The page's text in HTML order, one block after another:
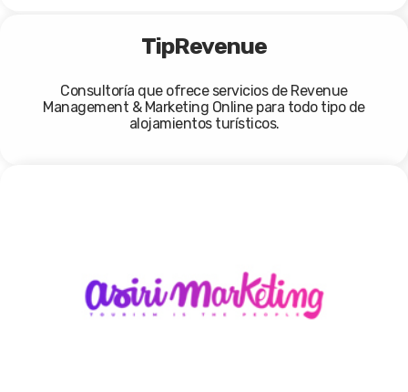
TipRevenue
Consultoría que ofrece servicios de Revenue
Management & Marketing Online para todo tipo de
alojamientos turísticos.